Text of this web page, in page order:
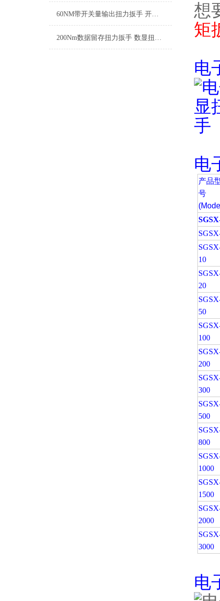
60NM带开关量输出扭力扳手 开关量扭力扳手实现拧紧信号反馈
200Nm数据留存扭力扳手 数显扭力扳手检测数据直接导出SGTST
想
矩
电
电
产品
号
10
20
50
100
200
300
500
800
1000
1500
2000
3000
电